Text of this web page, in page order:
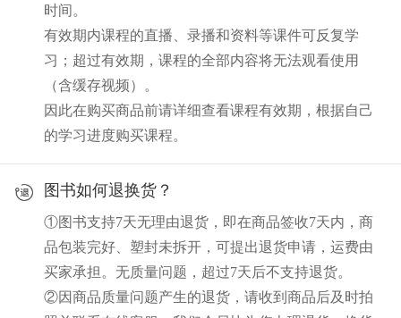
时间。
有效期内课程的直播、录播和资料等课件可反复学
习；超过有效期，课程的全部内容将无法观看使用
（含缓存视频）。
因此在购买商品前请详细查看课程有效期，根据自己
的学习进度购买课程。
图书如何退换货？
①图书支持7天无理由退货，即在商品签收7天内，商
品包装完好、塑封未拆开，可提出退货申请，运费由
买家承担。无质量问题，超过7天后不支持退货。
②因商品质量问题产生的退货，请收到商品后及时拍